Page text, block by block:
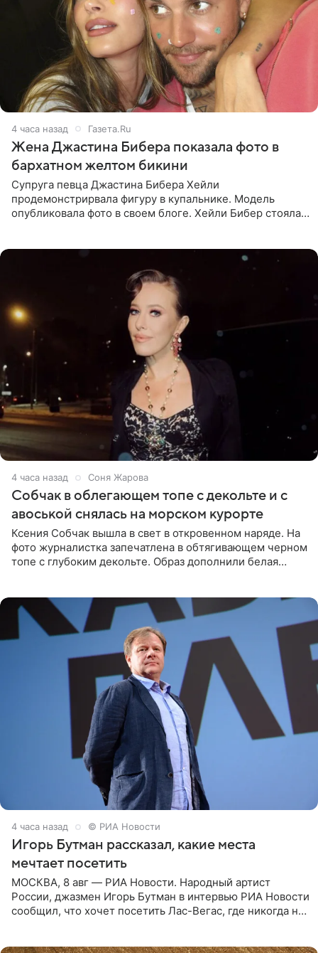
4 часа назад Газета.Ru
Жена Джастина Бибера показала фото в
бархатном желтом бикини
Супруга певца Джастина Бибера Хейли
продемонстрирвала фигуру в купальнике. Модель
опубликовала фото в своем блоге. Хейли Бибер стояла
4 часа назад Соня Жарова
Собчак в облегающем топе с декольте и с
авоськой снялась на морском курорте
Ксения Собчак вышла в свет в откровенном наряде. На
фото журналистка запечатлена в обтягивающем черном
топе с глубоким декольте. Образ дополнили белая
4 часа назад © РИА Новости
Игорь Бутман рассказал, какие места
мечтает посетить
МОСКВА, 8 авг — РИА Новости. Народный артист
России, джазмен Игорь Бутман в интервью РИА Новости
сообщил, что хочет посетить Лас-Вегас, где никогда не